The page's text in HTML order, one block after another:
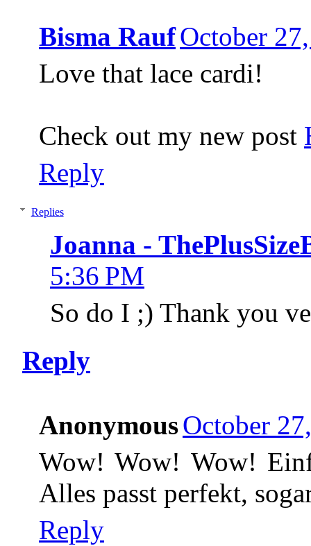
Bisma RaufOctober
Love that lace cardi!
Check out my new post
Reply
Replies
Joanna -
5:36 PM
So do I ;) Thank you
Reply
AnonymousOctober
Wow! Wow! Wow!
Alles passt perfekt,
Reply